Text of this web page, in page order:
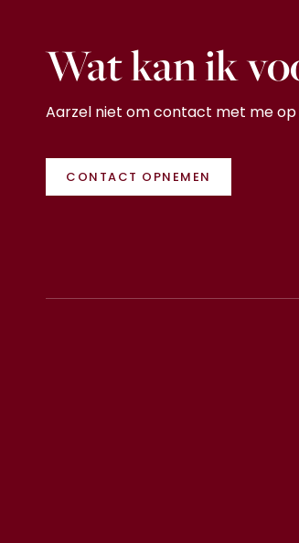
Wat kan ik
Aarzel niet om contact met me
CONTACT OPNEMEN